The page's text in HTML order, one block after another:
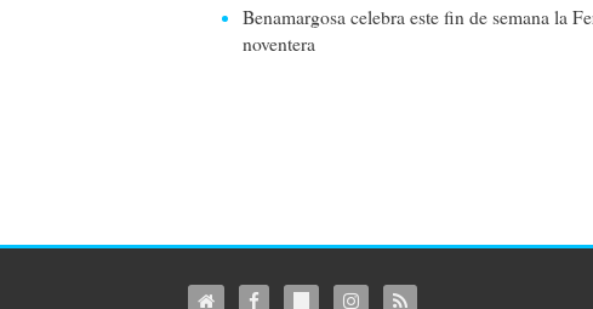
Benamargosa celebra este fin de semana la
noventera